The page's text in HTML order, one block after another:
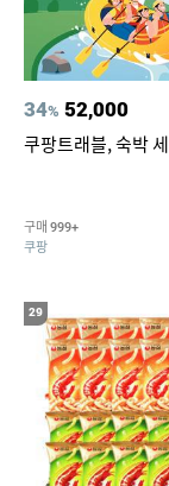
34% 52,000
쿠팡트래블, 숙박
구매 999+
쿠팡
29